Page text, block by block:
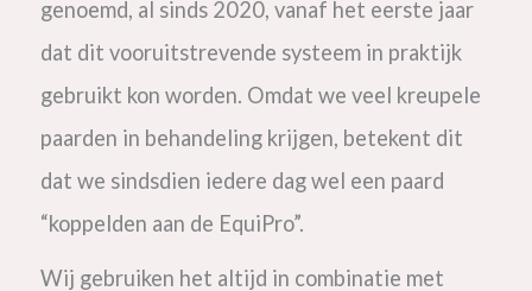
genoemd, al sinds 2020, vanaf het eerste jaar
dat dit vooruitstrevende systeem in praktijk
gebruikt kon worden. Omdat we veel kreupele
paarden in behandeling krijgen, betekent dit
dat we sindsdien iedere dag wel een paard
“koppelden aan de EquiPro”.
Wij gebruiken het altijd in combinatie met